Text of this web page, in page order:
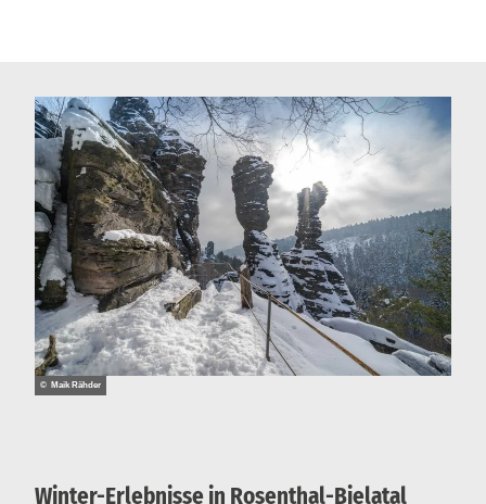
© Maik Rähder
Winter-Erlebnisse in Rosenthal-Bielatal